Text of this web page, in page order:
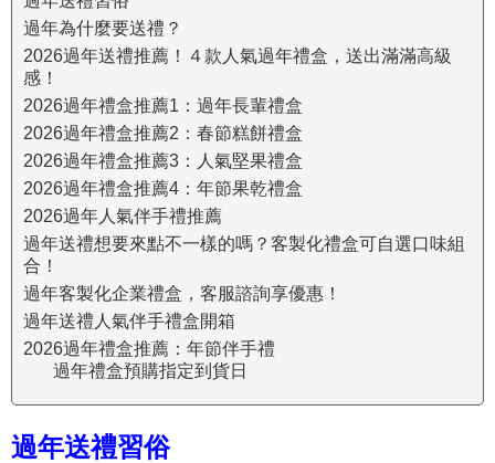
過年為什麼要送禮？
2026過年送禮推薦！４款人氣過年禮盒，送出滿滿高級
感！
2026過年禮盒推薦1：過年長輩禮盒
2026過年禮盒推薦2：春節糕餅禮盒
2026過年禮盒推薦3：人氣堅果禮盒
2026過年禮盒推薦4：年節果乾禮盒
2026過年人氣伴手禮推薦
過年送禮想要來點不一樣的嗎？客製化禮盒可自選口味組
合！
過年客製化企業禮盒，客服諮詢享優惠！
過年送禮人氣伴手禮盒開箱
2026過年禮盒推薦：年節伴手禮
過年禮盒預購指定到貨日
過年送禮習俗